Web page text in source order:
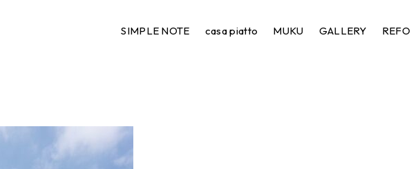
SIMPLE NOTE casa piatto MUKU GALLERY